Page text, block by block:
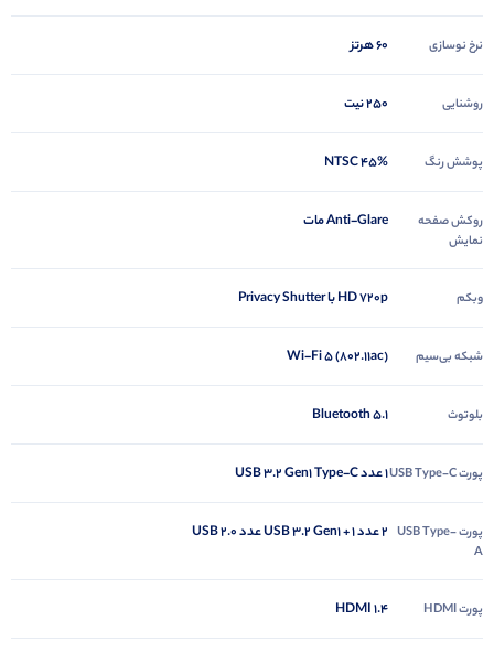
نرخ نوسازی 60 هرتز
روشنایی 250 نیت
پوشش رنگ 45% NTSC
روکش صفحه
نمایش
Anti-Glare مات
وبکم HD 720p با Privacy Shutter
شبکه بی‌سیم Wi-Fi 5 (802.11ac)
بلوتوث Bluetooth 5.1
پورت USB Type-C 1 عدد USB 3.2 Gen1 Type-C
پورت USB Type-
A
2 عدد USB 3.2 Gen1 + 1 عدد USB 2.0
پورت HDMI HDMI 1.4